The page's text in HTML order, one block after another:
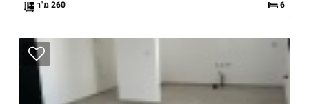
6 260 מ"ר